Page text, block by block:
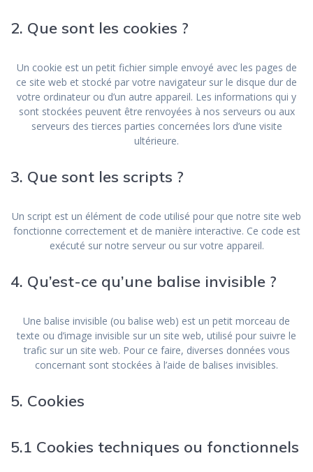
2. Que sont les cookies ?
Un cookie est un petit fichier simple envoyé avec les pages de
ce site web et stocké par votre navigateur sur le disque dur de
votre ordinateur ou d’un autre appareil. Les informations qui y
sont stockées peuvent être renvoyées à nos serveurs ou aux
serveurs des tierces parties concernées lors d’une visite
ultérieure.
3. Que sont les scripts ?
Un script est un élément de code utilisé pour que notre site web
fonctionne correctement et de manière interactive. Ce code est
exécuté sur notre serveur ou sur votre appareil.
4. Qu’est-ce qu’une balise invisible ?
Une balise invisible (ou balise web) est un petit morceau de
texte ou d’image invisible sur un site web, utilisé pour suivre le
trafic sur un site web. Pour ce faire, diverses données vous
concernant sont stockées à l’aide de balises invisibles.
5. Cookies
5.1 Cookies techniques ou fonctionnels